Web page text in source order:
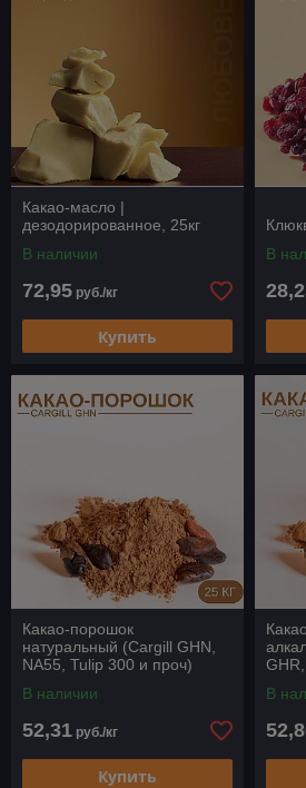
Сахаристых изделий: конфет,
варенья, джемов, халвы, суфле,
Мучных изделий: тортов,
пряников, вафель.
Декоративных элементов:
выравнивания тортов и создания
Диетических и функциональных
низкокалорийных сладостей,
продуктов с добавлением
Примеры брендов:
желе и мармеладов.
ADM: предлагает
характеристиками, удовлетворяя
групп потребителей.
Какао-масло |
дезодорированное, 25кг
В наличии
72,95 руб./кг
Купить
В
Какао-порошок
натуральный (Cargill GHN,
NA55, Tulip 300 и проч)
В наличии
52,31 руб./кг
Купить
В